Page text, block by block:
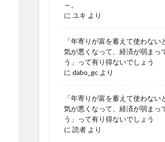
～。
に ユキ より
「年寄りが富を蓄えて使わない
気が悪くなって、経済が弱まっ
う」って有り得ないでしょう
に dabo_gc より
「年寄りが富を蓄えて使わない
気が悪くなって、経済が弱まっ
う」って有り得ないでしょう
に 読者 より